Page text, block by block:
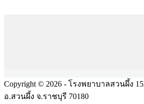
Copyright © 2026 - โรงพยาบาลสวนผึ้ง
อ.สวนผึ้ง จ.ราชบุรี 70180